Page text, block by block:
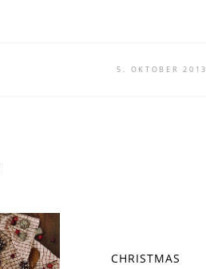
5. OKTOBER 2013
CHRISTMAS